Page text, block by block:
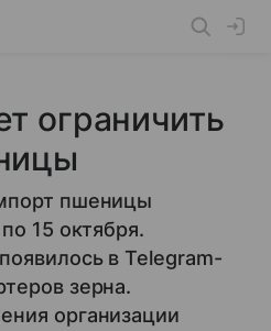
ограничить
пшеницы
15 октября.
в Telegram-
зерна.
организации